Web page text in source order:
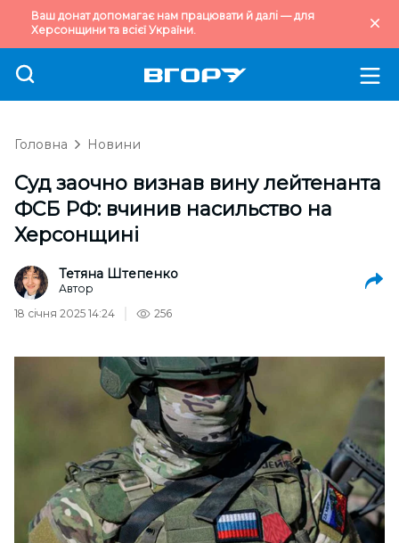
Ваш донат допомагає нам працювати й далі — для
Херсонщини та всієї України.
Головна Новини
Суд заочно визнав вину лейтенанта
ФСБ РФ: вчинив насильство на
Херсонщині
Тетяна Штепенко
Автор
18 січня 2025 14:24
256